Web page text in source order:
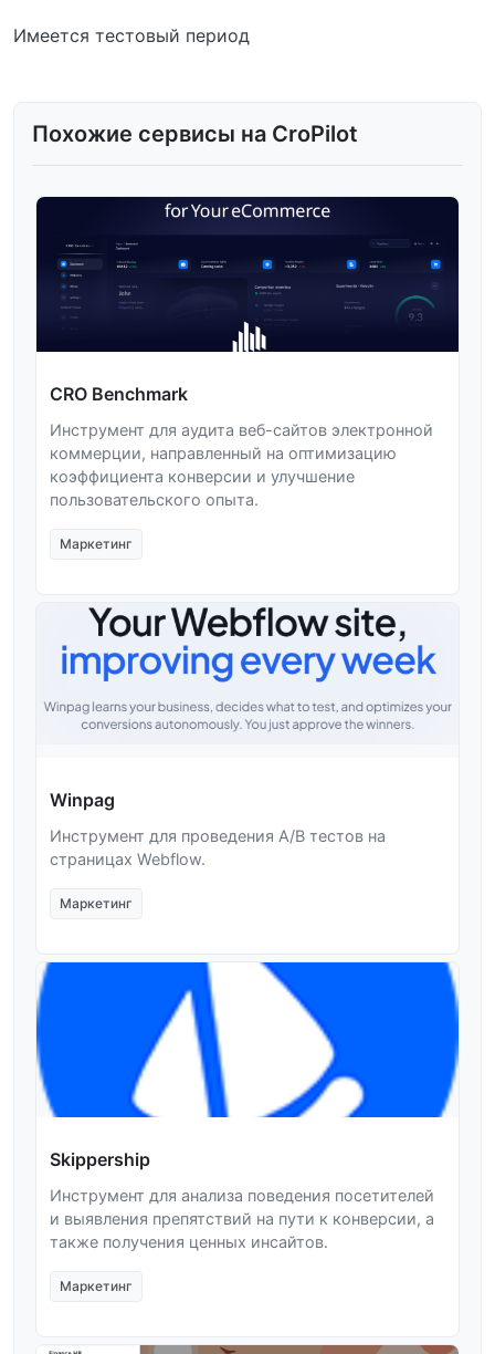
Имеется тестовый период
Похожие сервисы на CroPilot
CRO Benchmark
Инструмент для аудита веб-сайтов электронной
коммерции, направленный на оптимизацию
коэффициента конверсии и улучшение
пользовательского опыта.
Маркетинг
Winpag
Инструмент для проведения A/B тестов на
страницах Webflow.
Маркетинг
Skippership
Инструмент для анализа поведения посетителей
и выявления препятствий на пути к конверсии, а
также получения ценных инсайтов.
Маркетинг